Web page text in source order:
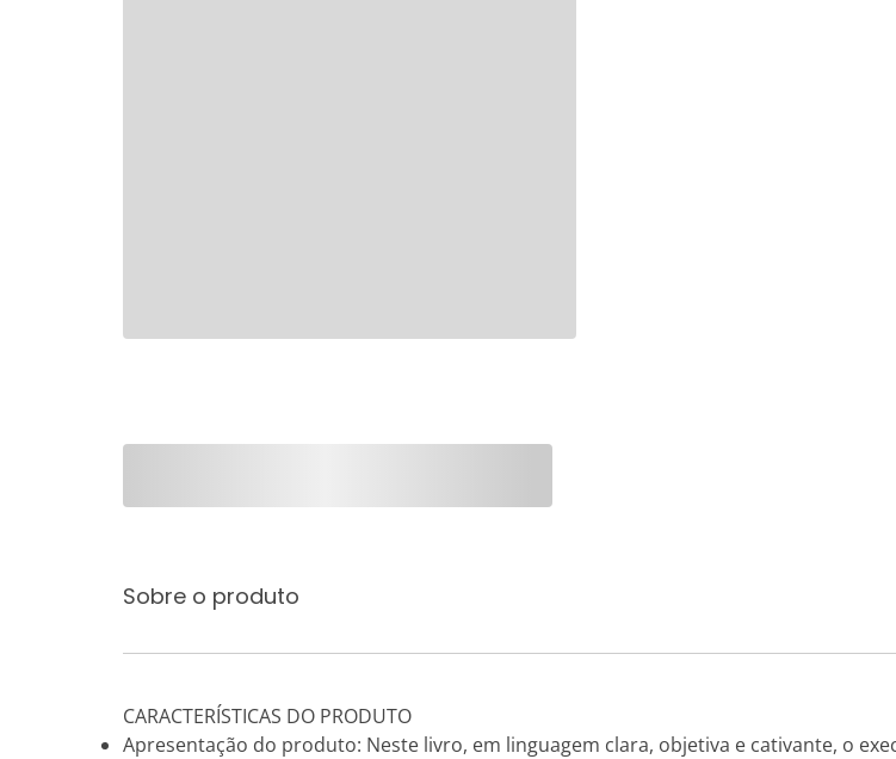
Sobre o produto
CARACTERÍSTICAS DO PRODUTO
Apresentação do produto: Neste livro, em linguagem clara, objetiva e cativante, o